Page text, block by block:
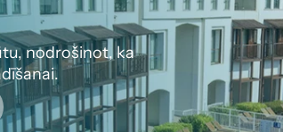
nodrošinot, ka